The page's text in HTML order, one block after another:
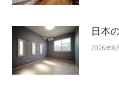
日本
2026年8